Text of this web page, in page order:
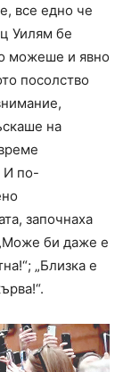
все едно че
Уилям бе
можеше и явно
посолство
на
И по-
започнаха
би даже е
„Близка е